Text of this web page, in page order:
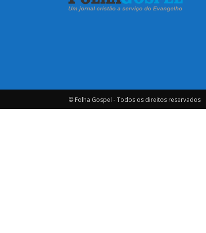
© Folha Gospel - Todos os direitos reservados